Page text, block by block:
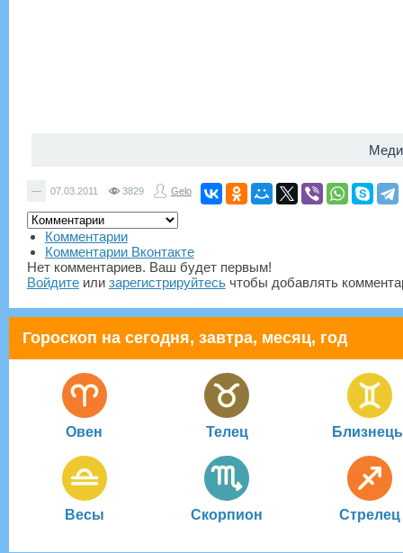
— 07.03.2011 3829 Gelo
Комментарии
Комментарии Вконтакте
Нет комментариев. Ваш будет первым!
Войдитеили зарегистрируйтесьчтобы добавлять
Гороскоп на сегодня, завтра, месяц, год
Овен Телец
Весы Скорпион Стрелец